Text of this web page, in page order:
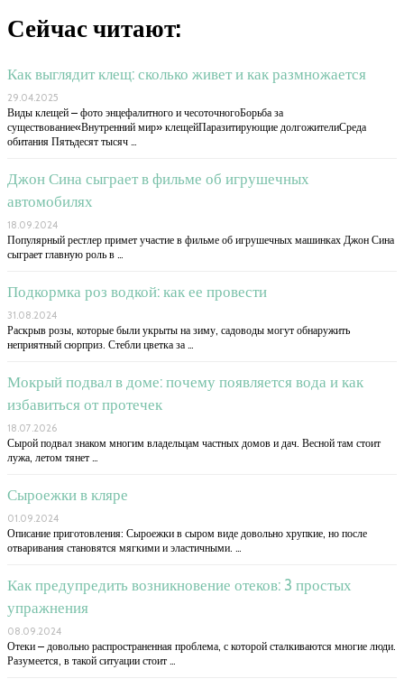
Сейчас читают:
Как выглядит клещ: сколько живет и как размножается
29.04.2025
Виды клещей – фото энцефалитного и чесоточногоБорьба за
существование«Внутренний мир» клещейПаразитирующие долгожителиСреда
обитания Пятьдесят тысяч …
Джон Сина сыграет в фильме об игрушечных
автомобилях
18.09.2024
Популярный рестлер примет участие в фильме об игрушечных машинках Джон Сина
сыграет главную роль в …
Подкормка роз водкой: как ее провести
31.08.2024
Раскрыв розы, которые были укрыты на зиму, садоводы могут обнаружить
неприятный сюрприз. Стебли цветка за …
Мокрый подвал в доме: почему появляется вода и как
избавиться от протечек
18.07.2026
Сырой подвал знаком многим владельцам частных домов и дач. Весной там стоит
лужа, летом тянет …
Сыроежки в кляре
01.09.2024
Описание приготовления: Сыроежки в сыром виде довольно хрупкие, но после
отваривания становятся мягкими и эластичными. …
Как предупредить возникновение отеков: 3 простых
упражнения
08.09.2024
Отеки – довольно распространенная проблема, с которой сталкиваются многие люди.
Разумеется, в такой ситуации стоит …